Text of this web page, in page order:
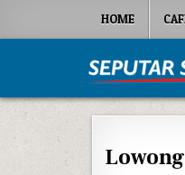
HOME
Seputar